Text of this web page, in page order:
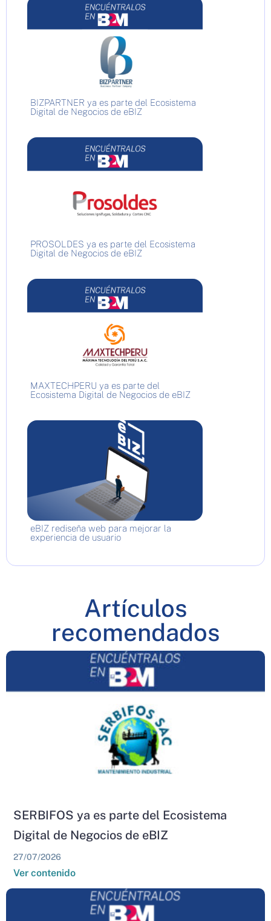
BIZPARTNER ya es parte del Ecosistema
Digital de Negocios de eBIZ
PROSOLDES ya es parte del Ecosistema
Digital de Negocios de eBIZ
MAXTECHPERU ya es parte del
Ecosistema Digital de Negocios de eBIZ
eBIZ rediseña web para mejorar la
experiencia de usuario
Artículos
recomendados
SERBIFOS ya es parte del Ecosistema
Digital de Negocios de eBIZ
27/07/2026
Ver contenido